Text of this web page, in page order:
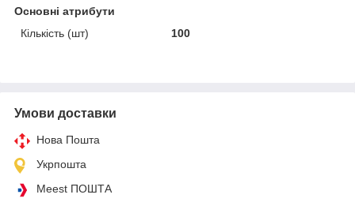
Основні атрибути
Кількість (шт)
100
Умови доставки
Нова Пошта
Укрпошта
Meest ПОШТА